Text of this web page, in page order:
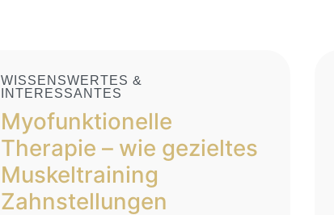
WISSENSWERTES &
INTERESSANTES
Myofunktionelle
Therapie – wie gezieltes
Muskeltraining
Zahnstellungen